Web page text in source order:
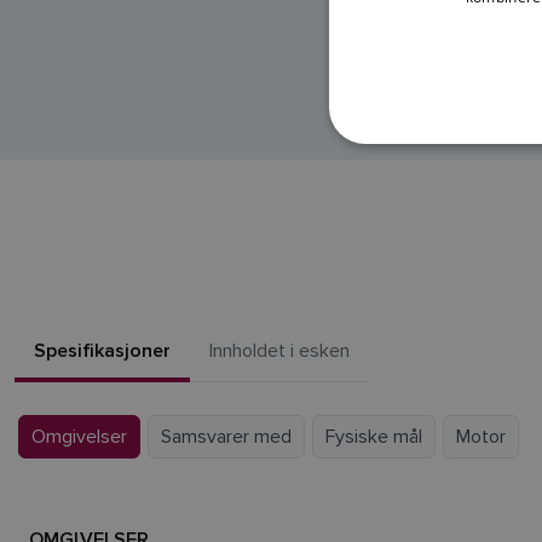
Spesifikasjoner Innholdet i esken
Omgivelser Samsvarer med Fysiske mål Motor